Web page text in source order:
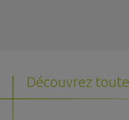
Découvrez